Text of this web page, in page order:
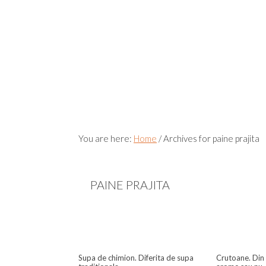
You are here: Home /Archives for paine prajita
PAINE PRAJITA
Supa de chimion. Diferita de supa
Crutoane. Din